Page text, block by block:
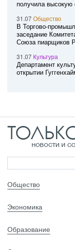
получила высокую
31.07Общество
В Торгово-
заседание
Союза пиарщиков
31.07 Культура
Департамент
открытии
Общество
Экономика
Образование